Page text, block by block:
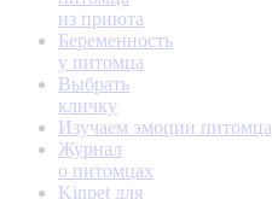
из приюта
Беременность
у питомца
Выбрать
кличку
Изучаем эмоции питомца
Журнал
о питомцах
Kinpet для